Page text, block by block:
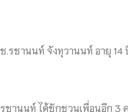
.รชานนท์ จังทุวานนท์ อายุ
ชานนท์ ได้ชักชวนเพื่อนอีก 3